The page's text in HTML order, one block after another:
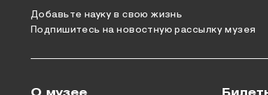
Добавьте науку в свою жизнь
Подпишитесь на новостную рассылку музея